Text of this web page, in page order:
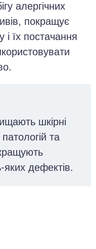
алергічних
покращує
і їх постачання
шкірні
та
яких дефектів.